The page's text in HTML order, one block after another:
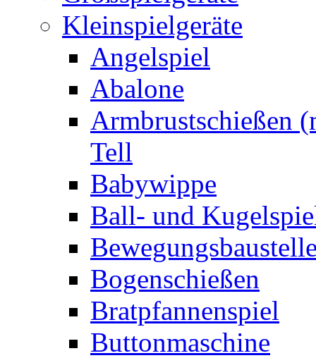
Kleinspielgeräte
Angelspiel
Abalone
Armbrustschießen
Tell
Babywippe
Ball- und
Bogenschießen
Bratpfannenspiel
Buttonmaschine